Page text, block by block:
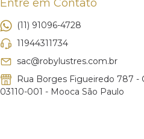
Entre em Contato
(11) 91096-4728
11944311734
sac@robylustres.com.br
Rua Borges Figueiredo 787 -
03110-001 - Mooca São Paulo